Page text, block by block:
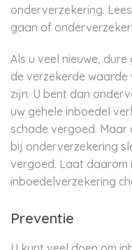
onderverzekering.
gaan of
Als u veel nieuwe,
de verzekerde
zijn. U bent dan
uw gehele inboedel
schade vergoed.
bij onderverzekering
vergoed. Laat daarom
inboedelverzekering
Preventie